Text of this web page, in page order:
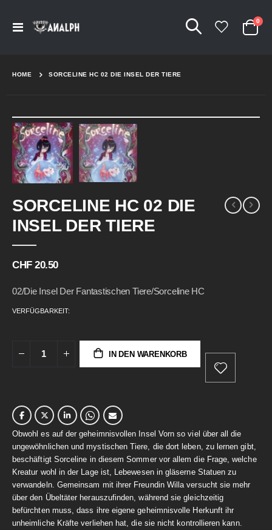
Navigation
Cart
0
HOME SORCELINE HC 02 DIE INSEL DER TIERE
SORCELINE HC 02 DIE
INSEL DER TIERE
CHF 20.50
02/Die Insel Der Fantastischen Tiere/Sorceline HC
VERFÜGBARKEIT:
IN DEN WARENKORB
Obwohl es auf der geheimnisvollen Insel Vorn so viel über all die
ungewöhnlichen und mystischen Tiere, die dort leben, zu lernen gibt,
beschäftigt Sorceline in diesem Sommer vor allem die Frage, welche
Kreatur wohl in der Lage ist, Lebewesen in gläserne Statuen zu
verwandeln. Gemeinsam mit ihrer Freundin Willa versucht sie mehr
über den Übeltäter herauszufinden, während sie gleichzeitig
befürchten muss, dass ihre eigene geheimnisvolle Herkunft ihr
unheimliche Kräfte verliehen hat, die sie nicht kontrollieren kann.
Skip
to
the
end
of
the
images
gallery
to
the
beginning
images